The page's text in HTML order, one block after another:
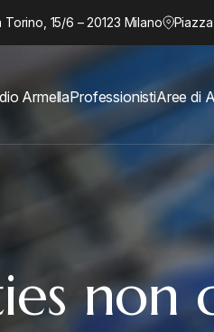
Torino, 15/6 – 20123 Milano
ArmellaProfessionistiAree di
non